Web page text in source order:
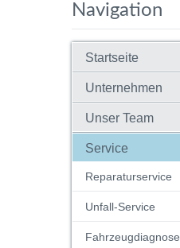
Navigation
Startseite
Unternehmen
Unser Team
Service
Reparaturservice
Unfall-Service
Fahrzeugdiagnose